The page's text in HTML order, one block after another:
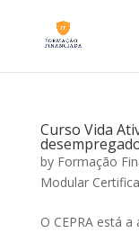
Curso Vida
by Formação
Modular
O CEPRA está